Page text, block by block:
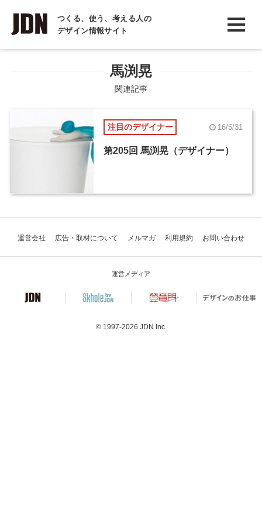
つくる、使う、考える人の
デザイン情報サイト
INTERVIEW
インタビュー
コラム
馬渕晃
関連記事
注目のデザイナー 16/5/31
第205回 馬渕晃（デザイナー）
運営会社 広告・取材について メルマガ 利用規約 お問い合わせ
運営メディア
© 1997-2026 JDN Inc.